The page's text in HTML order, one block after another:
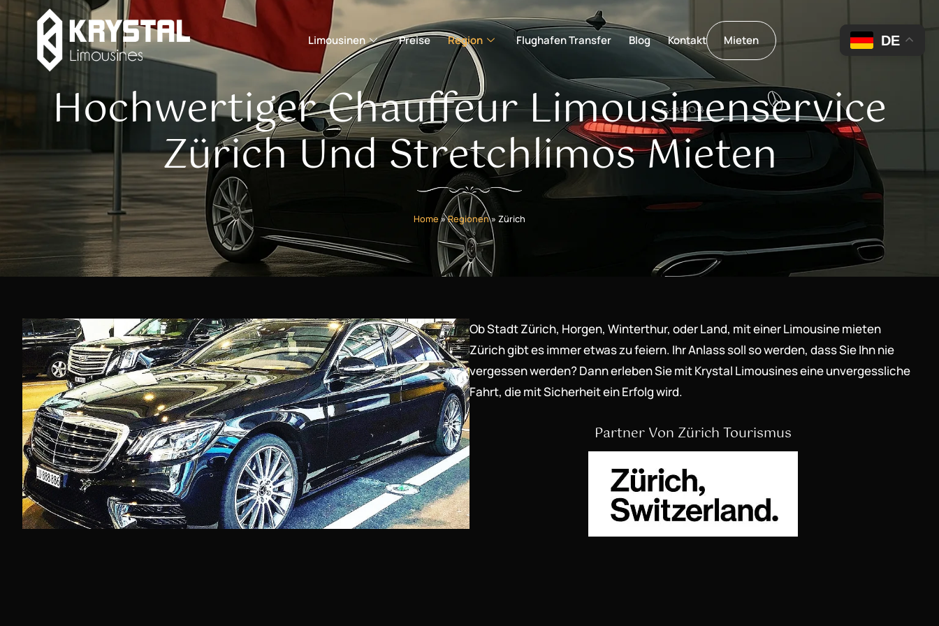
Limousinen Preise Region Flughafen Transfer Blog Kontakt Mieten
Hochwertiger Chauffeur Limousinenservice
Zürich Und Stretchlimos Mieten
Home»Regionen» Zürich
Ob Stadt Zürich, Horgen, Winterthur, oder Land, mit einer Limousine mieten
Zürich gibt es immer etwas zu feiern. Ihr Anlass soll so werden, dass Sie Ihn nie
vergessen werden? Dann erleben Sie mit Krystal Limousines eine unvergessliche
Fahrt, die mit Sicherheit ein Erfolg wird.
Partner Von Zürich Tourismus
DE